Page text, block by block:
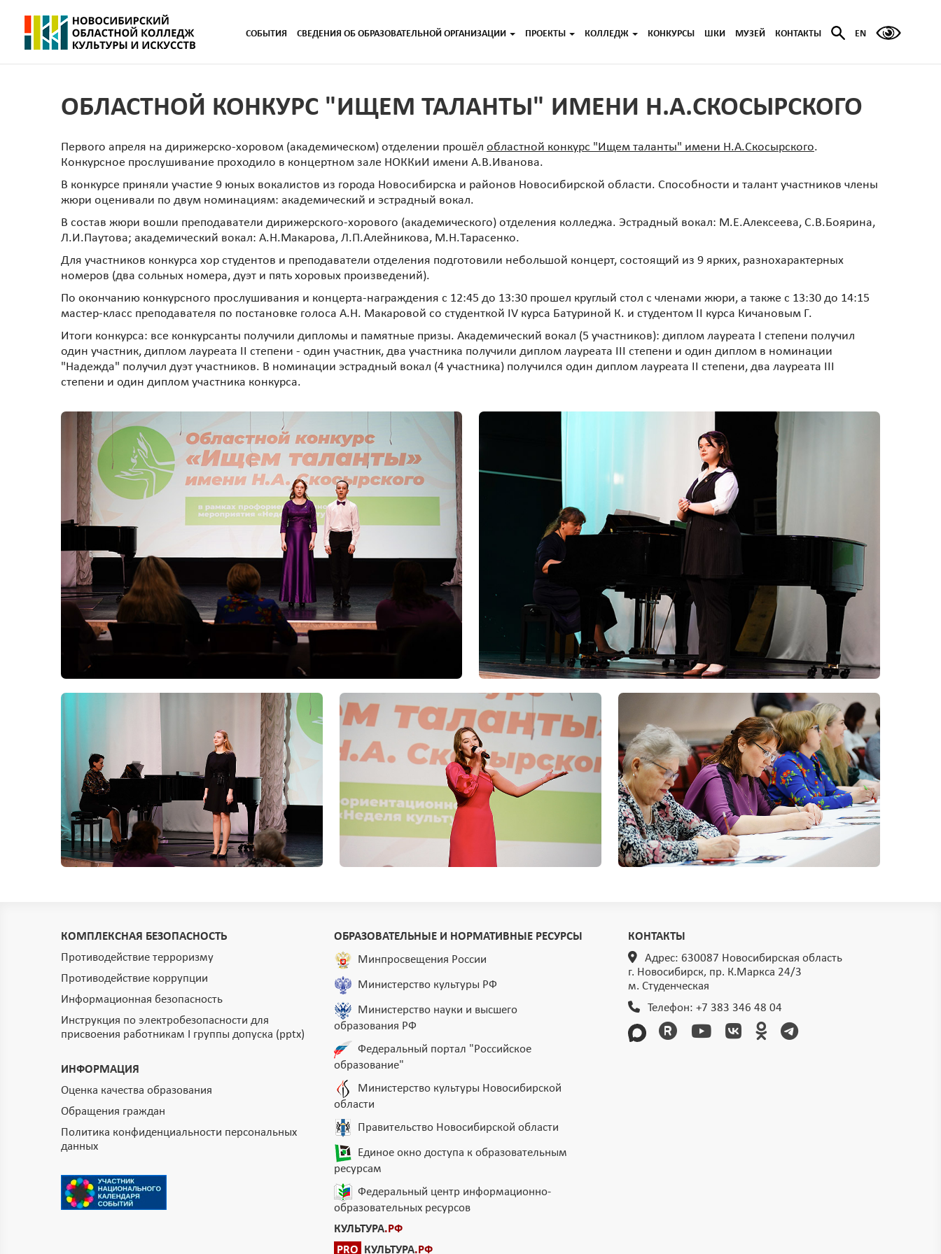
СОБЫТИЯ СВЕДЕНИЯ ОБ ОБРАЗОВАТЕЛЬНОЙ ОРГАНИЗАЦИИ ПРОЕКТЫ КОЛЛЕДЖ КОНКУРСЫ ШКИ МУЗЕЙ КОНТАКТЫ EN
ОБЛАСТНОЙ КОНКУРС "ИЩЕМ ТАЛАНТЫ" ИМЕНИ Н.А.СКОСЫРСКОГО
Первого апреля на дирижерско-хоровом (академическом) отделении прошёл областной конкурс "Ищем таланты" имени Н.А.Скосырского.
Конкурсное прослушивание проходило в концертном зале НОККиИ имени А.В.Иванова.
В конкурсе приняли участие 9 юных вокалистов из города Новосибирска и районов Новосибирской области. Способности и талант участников члены
жюри оценивали по двум номинациям: академический и эстрадный вокал.
В состав жюри вошли преподаватели дирижерского-хорового (академического) отделения колледжа. Эстрадный вокал: М.Е.Алексеева, С.В.Боярина,
Л.И.Паутова; академический вокал: А.Н.Макарова, Л.П.Алейникова, М.Н.Тарасенко.
Для участников конкурса хор студентов и преподаватели отделения подготовили небольшой концерт, состоящий из 9 ярких, разнохарактерных
номеров (два сольных номера, дуэт и пять хоровых произведений).
По окончанию конкурсного прослушивания и концерта-награждения с 12:45 до 13:30 прошел круглый стол с членами жюри, а также с 13:30 до 14:15
мастер-класс преподавателя по постановке голоса А.Н. Макаровой со студенткой IV курса Батуриной К. и студентом II курса Кичановым Г.
Итоги конкурса: все конкурсанты получили дипломы и памятные призы. Академический вокал (5 участников): диплом лауреата I степени получил
один участник, диплом лауреата II степени - один участник, два участника получили диплом лауреата III степени и один диплом в номинации
"Надежда" получил дуэт участников. В номинации эстрадный вокал (4 участника) получился один диплом лауреата II степени, два лауреата III
степени и один диплом участника конкурса.
КОМПЛЕКСНАЯ БЕЗОПАСНОСТЬ
Противодействие терроризму
Противодействие коррупции
Информационная безопасность
Инструкция по электробезопасности для
присвоения работникам I группы допуска (pptx)
ИНФОРМАЦИЯ
Оценка качества образования
Обращения граждан
Политика конфиденциальности персональных
данных
ОБРАЗОВАТЕЛЬНЫЕ И НОРМАТИВНЫЕ РЕСУРСЫ
Минпросвещения России
Министерство культуры РФ
Министерство науки и высшего
образования РФ
Федеральный портал "Российское
образование"
Министерство культуры Новосибирской
области
Правительство Новосибирской области
Единое окно доступа к образовательным
ресурсам
Федеральный центр информационно-
образовательных ресурсов
КУЛЬТУРА.РФ
PRO
КУЛЬТУРА.РФ
КОНТАКТЫ
Адрес: 630087 Новосибирская область
г. Новосибирск, пр. К.Маркса 24/3
м. Студенческая
Телефон: +7 383 346 48 04